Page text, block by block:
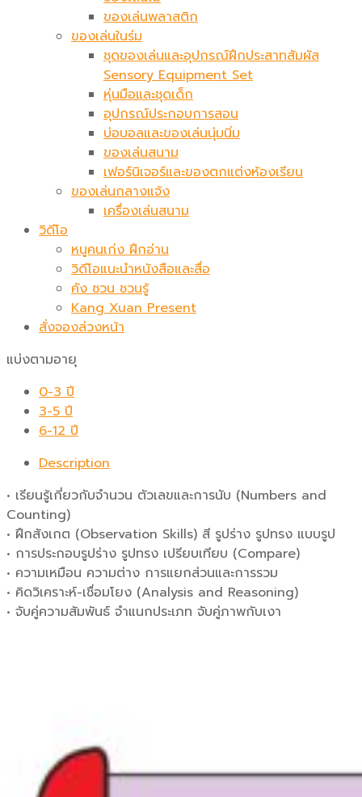
ของเล่นพลาสติก
ของเล่นในร่ม
ชุดของเล่นและอุปกรณ์ฝึกประสาทสัมผัส
Sensory Equipment Set
หุ่นมือและชุดเด็ก
อุปกรณ์ประกอบการสอน
บ่อบอลและของเล่นนุ่มนิ่ม
ของเล่นสนาม
เฟอร์นิเจอร์และของตกแต่งห้องเรียน
ของเล่นกลางแจ้ง
เครื่องเล่นสนาม
วิดีโอ
หนูคนเก่ง ฝึกอ่าน
วิดีโอแนะนำหนังสือและสื่อ
คัง ซวน ชวนรู้
Kang Xuan Present
สั่งจองล่วงหน้า
แบ่งตามอายุ
0-3 ปี
3-5 ปี
6-12 ปี
Description
• เรียนรู้เกี่ยวกับจำนวน ตัวเลขและการนับ (Numbers and
Counting)
• ฝึกสังเกต (Observation Skills) สี รูปร่าง รูปทรง แบบรูป
• การประกอบรูปร่าง รูปทรง เปรียบเทียบ (Compare)
• ความเหมือน ความต่าง การแยกส่วนและการรวม
• คิดวิเคราะห์-เชื่อมโยง (Analysis and Reasoning)
• จับคู่ความสัมพันธ์ จำแนกประเภท จับคู่ภาพกับเงา